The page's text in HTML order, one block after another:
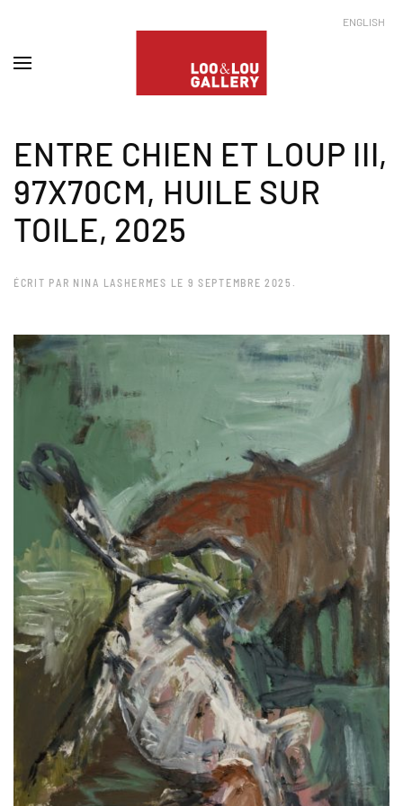
ENGLISH
ENTRE CHIEN ET LOUP III,
97X70CM, HUILE SUR
TOILE, 2025
ÉCRIT PAR NINA LASHERMES LE 9 SEPTEMBRE 2025 .